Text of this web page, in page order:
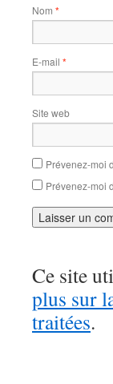
Nom *
E-mail *
Site web
Prévenez-moi
Prévenez-moi
Ce site
plus sur
traitées.